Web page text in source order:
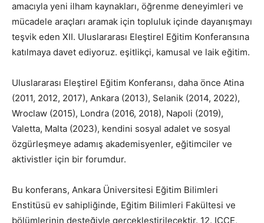
amacıyla yeni ilham kaynakları, öğrenme deneyimleri ve
mücadele araçları aramak için topluluk içinde dayanışmayı
teşvik eden XII. Uluslararası Eleştirel Eğitim Konferansına
katılmaya davet ediyoruz. eşitlikçi, kamusal ve laik eğitim.
Uluslararası Eleştirel Eğitim Konferansı, daha önce Atina
(2011, 2012, 2017), Ankara (2013), Selanik (2014, 2022),
Wroclaw (2015), Londra (2016, 2018), Napoli (2019),
Valetta, Malta (2023), kendini sosyal adalet ve sosyal
özgürleşmeye adamış akademisyenler, eğitimciler ve
aktivistler için bir forumdur.
Bu konferans, Ankara Üniversitesi Eğitim Bilimleri
Enstitüsü ev sahipliğinde, Eğitim Bilimleri Fakültesi ve
bölümlerinin desteğiyle gerçekleştirilecektir. 12. ICCE,